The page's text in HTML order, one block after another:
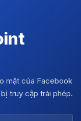
mật của Facebook
truy cập trái phép.